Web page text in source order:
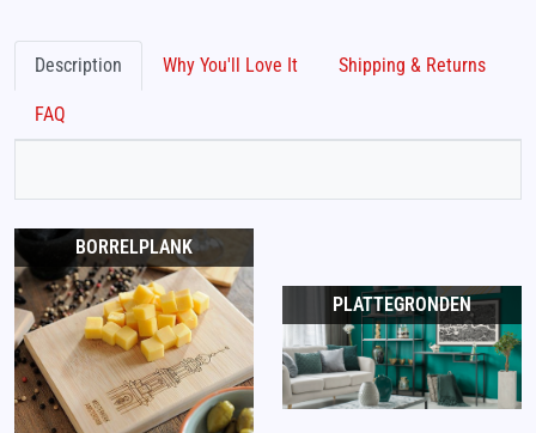
Description Why You'll Love It Shipping & Returns
FAQ
BORRELPLANK
PLATTEGRONDEN